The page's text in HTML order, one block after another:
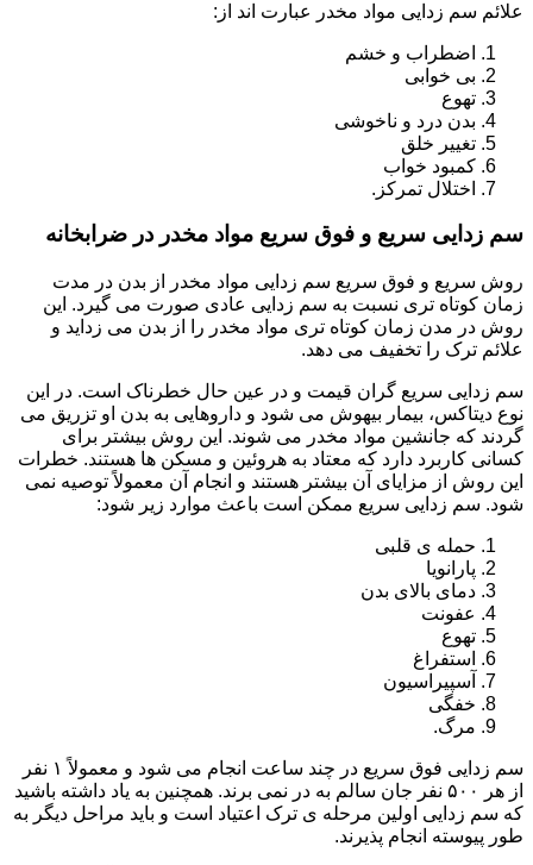
علائم سم زدایی مواد مخدر عبارت اند از:
اضطراب و خشم
بی خوابی
تهوع
بدن درد و ناخوشی
تغییر خلق
کمبود خواب
اختلال تمرکز.
سم زدایی سریع و فوق سریع مواد مخدر در ضرابخانه
روش سریع و فوق سریع سم زدایی مواد مخدر از بدن در مدت
زمان کوتاه تری نسبت به سم زدایی عادی صورت می گیرد. این
روش در مدن زمان کوتاه تری مواد مخدر را از بدن می زداید و
علائم ترک را تخفیف می دهد.
سم زدایی سریع گران قیمت و در عین حال خطرناک است. در این
نوع دیتاکس، بیمار بیهوش می شود و داروهایی به بدن او تزریق می
گردند که جانشین مواد مخدر می شوند. این روش بیشتر برای
کسانی کاربرد دارد که معتاد به هروئین و مسکن ها هستند. خطرات
این روش از مزایای آن بیشتر هستند و انجام آن معمولاً توصیه نمی
شود. سم زدایی سریع ممکن است باعث موارد زیر شود:
حمله ی قلبی
پارانویا
دمای بالای بدن
عفونت
تهوع
استفراغ
آسپیراسیون
خفگی
مرگ.
سم زدایی فوق سریع در چند ساعت انجام می شود و معمولاً ۱ نفر
از هر ۵۰۰ نفر جان سالم به در نمی برند. همچنین به یاد داشته باشید
که سم زدایی اولین مرحله ی ترک اعتیاد است و باید مراحل دیگر به
طور پیوسته انجام پذیرند.